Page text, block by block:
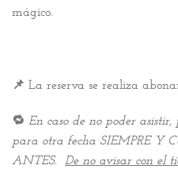
mágico.
📌 La reserva se realiza
🔁 En caso de no poder
para otra fecha SIEMPRE Y
ANTES.
De no avisar con el